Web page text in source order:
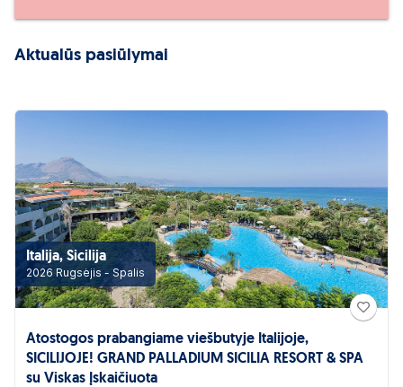
Aktualūs pasiūlymai
Italija, Sicilija
2026 Rugsėjis - Spalis
Atostogos prabangiame viešbutyje Italijoje,
SICILIJOJE! GRAND PALLADIUM SICILIA RESORT & SPA
su Viskas Įskaičiuota